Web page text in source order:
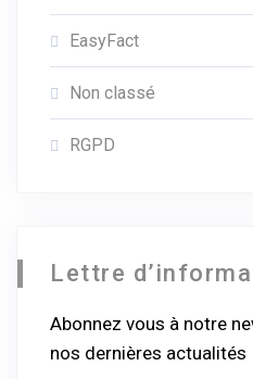
EasyFact
Non classé
RGPD
Lettre
Abonnez vous à notre
nos dernières actualités